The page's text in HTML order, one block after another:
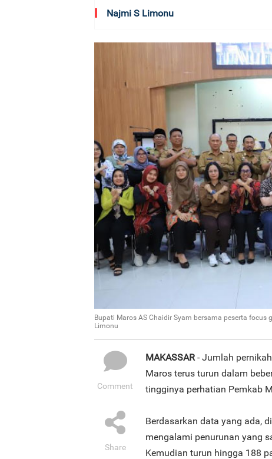
Najmi S Limonu
Bupati Maros AS Chaidir Syam bersama peserta
Limonu
Comment
Share
MAKASSAR- Jumlah
Maros terus turun dalam
tingginya perhatian Pemkab
Berdasarkan data yang ada,
mengalami penurunan yang
Kemudian turun hingga 188